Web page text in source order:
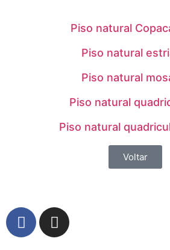
Piso natural
Piso natural
Piso natural
Piso natural
Piso natural
Voltar